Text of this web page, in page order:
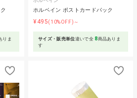
りま
ホルベイン ポストカードパック
¥495(10%OFF)～
サイズ・販売単位違いで全 8商品ありま
す